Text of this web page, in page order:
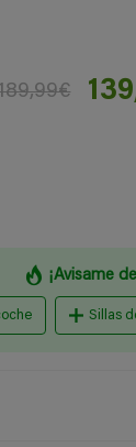
¡Avisame
Sillas